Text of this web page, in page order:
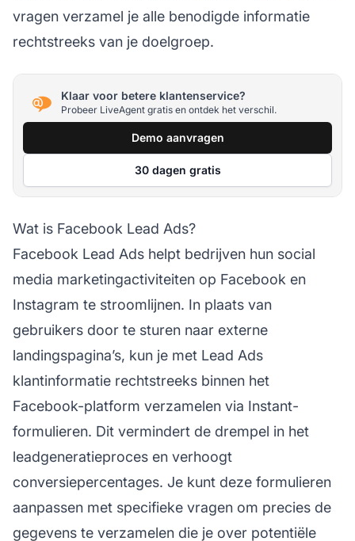
vragen verzamel je alle benodigde informatie
rechtstreeks van je doelgroep.
Klaar voor betere klantenservice?
Probeer LiveAgent gratis en ontdek het verschil.
Demo aanvragen
30 dagen gratis
Wat is Facebook Lead Ads?
Facebook Lead Ads helpt bedrijven hun social
media marketingactiviteiten op Facebook en
Instagram te stroomlijnen. In plaats van
gebruikers door te sturen naar externe
landingspagina’s, kun je met Lead Ads
klantinformatie rechtstreeks binnen het
Facebook-platform verzamelen via Instant-
formulieren. Dit vermindert de drempel in het
leadgeneratieproces en verhoogt
conversiepercentages. Je kunt deze formulieren
aanpassen met specifieke vragen om precies de
gegevens te verzamelen die je over potentiële